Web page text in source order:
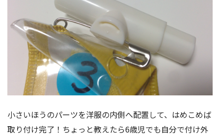
小さいほうのパーツを洋服の内側へ配置して、はめこめば
取り付け完了！ちょっと教えたら6歳児でも自分で付け外